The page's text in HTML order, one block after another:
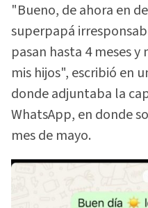
"Bueno, de ahora en
superpapá
pasan hasta 4 meses
mis hijos", escribió en
donde adjuntaba la
WhatsApp, en donde
mes de mayo.